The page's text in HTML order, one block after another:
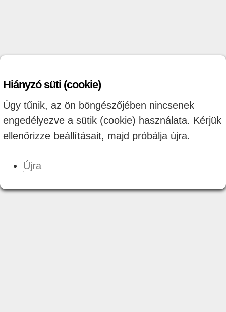
Hiányzó süti (cookie)
Úgy tűnik, az ön böngészőjében nincsenek
engedélyezve a sütik (cookie) használata. Kérjük
ellenőrizze beállításait, majd próbálja újra.
Újra